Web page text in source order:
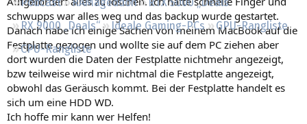
RX 9000 „Deals“
Ideale Gaming-PCs
GPU-Rangliste
CPU-Rangliste
schwupps war alles weg und das backup wurde gestartet.
Danach habe ich einige Sachen von meinem MacBook auf die
Festplatte gezogen und wollte sie auf dem PC ziehen aber
dort wurden die Daten der Festplatte nichtmehr angezeigt,
bzw teilweise wird mir nichtmal die Festplatte angezeigt,
obwohl das Geräusch kommt. Bei der Festplatte handelt es
sich um eine HDD WD.
Ich hoffe mir kann wer Helfen!